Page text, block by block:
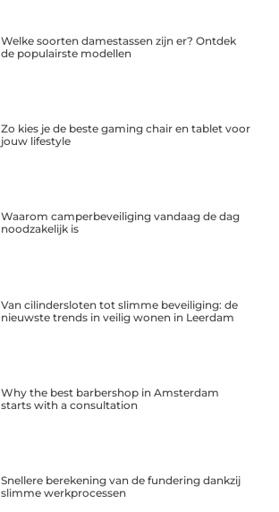
Welke soorten damestassen zijn er? Ontdek
de populairste modellen
Zo kies je de beste gaming chair en tablet voor
jouw lifestyle
Waarom camperbeveiliging vandaag de dag
noodzakelijk is
Van cilindersloten tot slimme beveiliging: de
nieuwste trends in veilig wonen in Leerdam
Why the best barbershop in Amsterdam
starts with a consultation
Snellere berekening van de fundering dankzij
slimme werkprocessen